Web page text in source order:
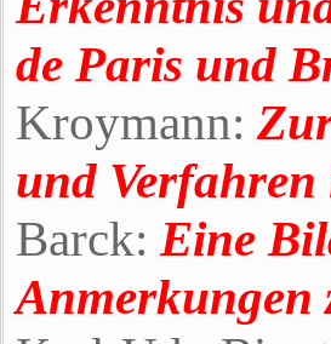
de Paris und
Kroymann:
und
Barck: Eine
Anmerkungen